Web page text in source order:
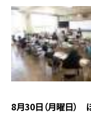
8月30日（月曜日）